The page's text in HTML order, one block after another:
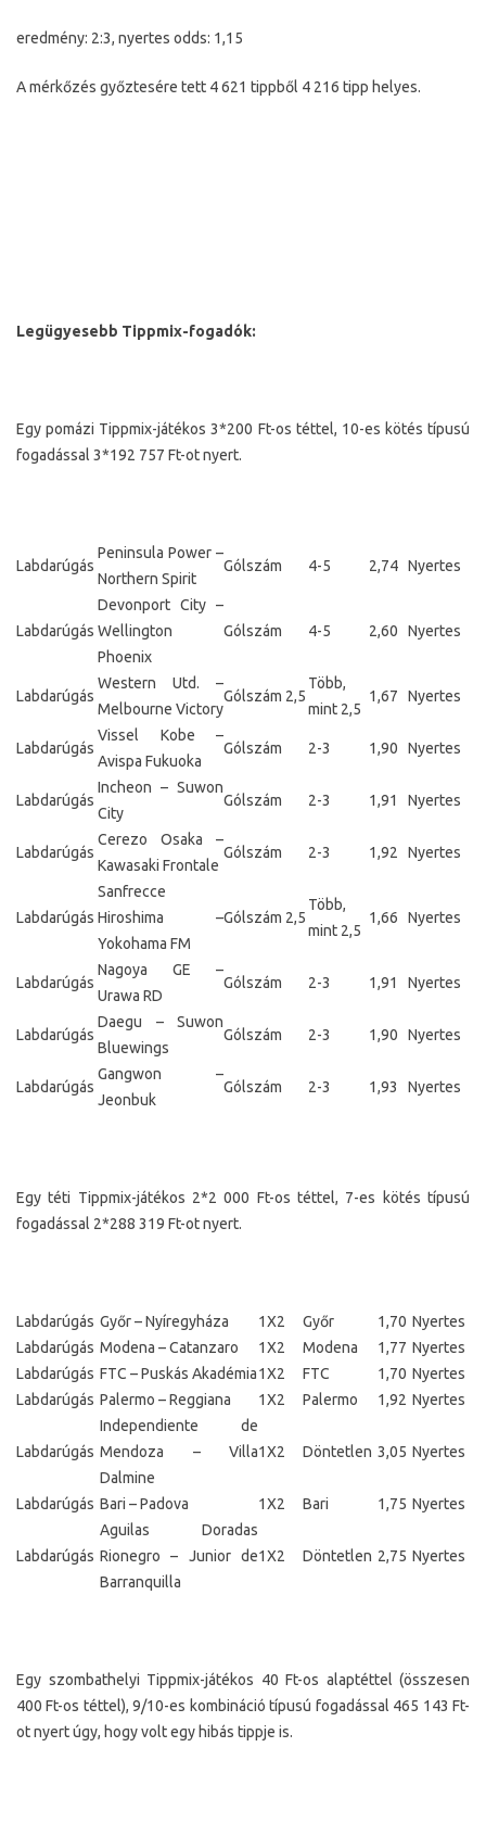
eredmény: 2:3, nyertes odds: 1,15
A mérkőzés győztesére tett 4 621 tippből 4 216 tipp helyes.
Legügyesebb Tippmix-fogadók:
Egy pomázi Tippmix-játékos 3*200 Ft-os téttel, 10-es kötés típusú
fogadással 3*192 757 Ft-ot nyert.
Labdarúgás
Peninsula Power –
Northern Spirit
Gólszám 4-5 2,74 Nyertes
Labdarúgás
Devonport City –
Wellington
Phoenix
Gólszám 4-5 2,60 Nyertes
Labdarúgás
Western Utd. –
Melbourne Victory
Gólszám 2,5
Több,
mint 2,5
1,67 Nyertes
Labdarúgás
Vissel Kobe –
Avispa Fukuoka
Gólszám 2-3 1,90 Nyertes
Labdarúgás
Incheon – Suwon
City
Gólszám 2-3 1,91 Nyertes
Labdarúgás
Cerezo Osaka –
Kawasaki Frontale
Gólszám 2-3 1,92 Nyertes
Labdarúgás
Sanfrecce
Hiroshima –
Yokohama FM
Gólszám 2,5
Több,
mint 2,5
1,66 Nyertes
Labdarúgás
Nagoya GE –
Urawa RD
Gólszám 2-3 1,91 Nyertes
Labdarúgás
Daegu – Suwon
Bluewings
Gólszám 2-3 1,90 Nyertes
Labdarúgás
Gangwon –
Jeonbuk
Gólszám 2-3 1,93 Nyertes
Egy téti Tippmix-játékos 2*2 000 Ft-os téttel, 7-es kötés típusú
fogadással 2*288 319 Ft-ot nyert.
Labdarúgás Győr – Nyíregyháza 1X2 Győr 1,70 Nyertes
Labdarúgás Modena – Catanzaro 1X2 Modena 1,77 Nyertes
Labdarúgás FTC – Puskás Akadémia1X2 FTC 1,70 Nyertes
Labdarúgás Palermo – Reggiana 1X2 Palermo 1,92 Nyertes
Labdarúgás
Independiente de
Mendoza – Villa
Dalmine
1X2 Döntetlen 3,05 Nyertes
Labdarúgás Bari – Padova 1X2 Bari 1,75 Nyertes
Labdarúgás
Aguilas Doradas
Rionegro – Junior de
Barranquilla
1X2 Döntetlen 2,75 Nyertes
Egy szombathelyi Tippmix-játékos 40 Ft-os alaptéttel (összesen
400 Ft-os téttel), 9/10-es kombináció típusú fogadással 465 143 Ft-
ot nyert úgy, hogy volt egy hibás tippje is.